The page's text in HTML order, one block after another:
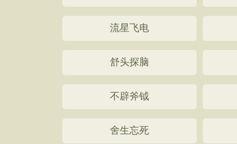
流星飞电
舒头探脑
不辟斧钺
舍生忘死